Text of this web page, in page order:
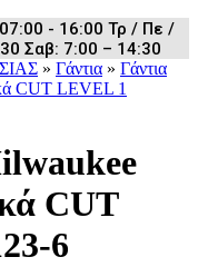
- 16:00 Τρ / Πε /
Σαβ: 7:00 – 14:30
» Γάντια » Γάντια
CUT LEVEL 1
CUT
6